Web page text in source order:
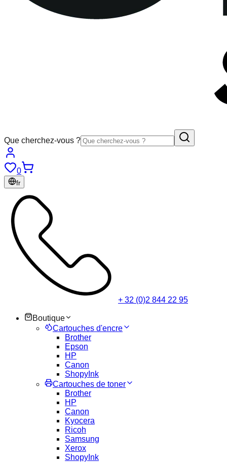
Que cherchez-vous ?
0
fr
+ 32 (0)2 844 22 95
Boutique
Cartouches d'encre
Brother
Epson
HP
Canon
ShopyInk
Cartouches de toner
Brother
HP
Canon
Kyocera
Ricoh
Samsung
Xerox
ShopyInk